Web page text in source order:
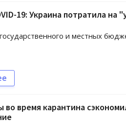
19: Украина потратила
государственного и местных
во время карантина